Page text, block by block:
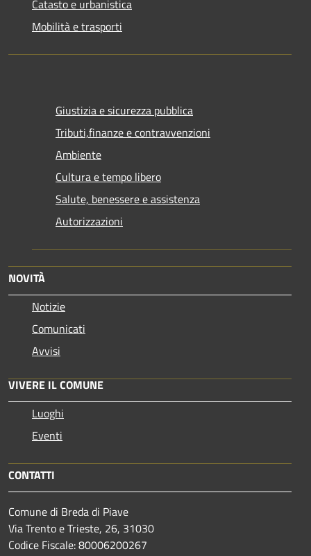
Catasto e urbanistica
Mobilità e trasporti
Giustizia e sicurezza pubblica
Tributi,finanze e contravvenzioni
Ambiente
Cultura e tempo libero
Salute, benessere e assistenza
Autorizzazioni
NOVITÀ
Notizie
Comunicati
Avvisi
VIVERE IL COMUNE
Luoghi
Eventi
CONTATTI
Comune di Breda di Piave
Via Trento e Trieste, 26, 31030
Codice Fiscale: 80006200267